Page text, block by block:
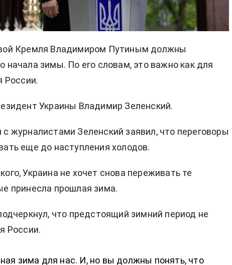
Кремля Владимиром Путиным должны
начала зимы. По его словам, это важно как для
России.
Украины Владимир Зеленский.
журналистами Зеленский заявил, что переговоры
еще до наступления холодов.
Украина не хочет снова переживать те
принесла прошлая зима.
что предстоящий зимний период не
России.
зима для нас. И, но вы должны понять, что